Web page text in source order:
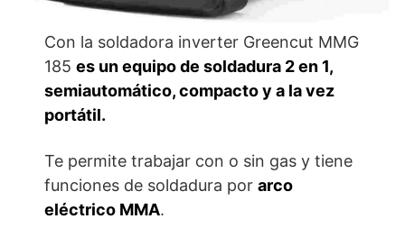
Con la soldadora inverter Greencut MMG
185es un equipo de soldadura 2 en 1,
semiautomático, compacto y a la vez
portátil.
Te permite trabajar con o sin gas y tiene
funciones de soldadura porarco
eléctrico MMA.